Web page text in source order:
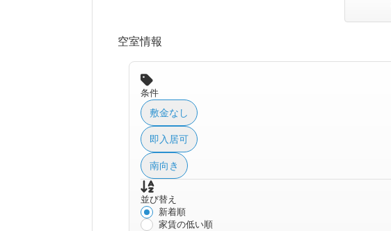
空室情報
条件
敷金なし
即入居可
南向き
並び替え
新着順
家賃の低い順